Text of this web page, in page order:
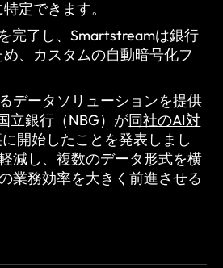
定できます。
完了し、Smartstreamは銀行
、カスタムの自動暗号化フ
データソリューションを提供
立銀行（NBG）が同社のAI対
開始したことを発表しまし
減し、複数のデータ形式を横
業務効率を大きく前進させる